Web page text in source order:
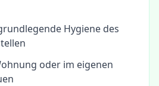
Hygiene des
oder im eigenen